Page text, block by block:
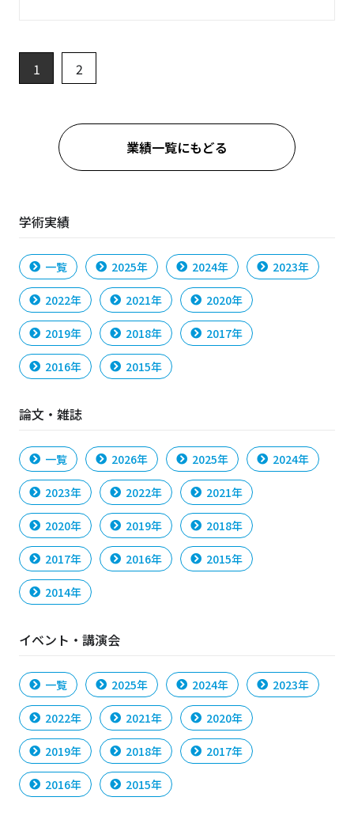
1 2
業績一覧にもどる
学術実績
一覧 2025年 2024年 2023年
2022年 2021年 2020年
2019年 2018年 2017年
2016年 2015年
論文・雑誌
一覧 2026年 2025年 2024年
2023年 2022年 2021年
2020年 2019年 2018年
2017年 2016年 2015年
2014年
イベント・講演会
一覧 2025年 2024年 2023年
2022年 2021年 2020年
2019年 2018年 2017年
2016年 2015年